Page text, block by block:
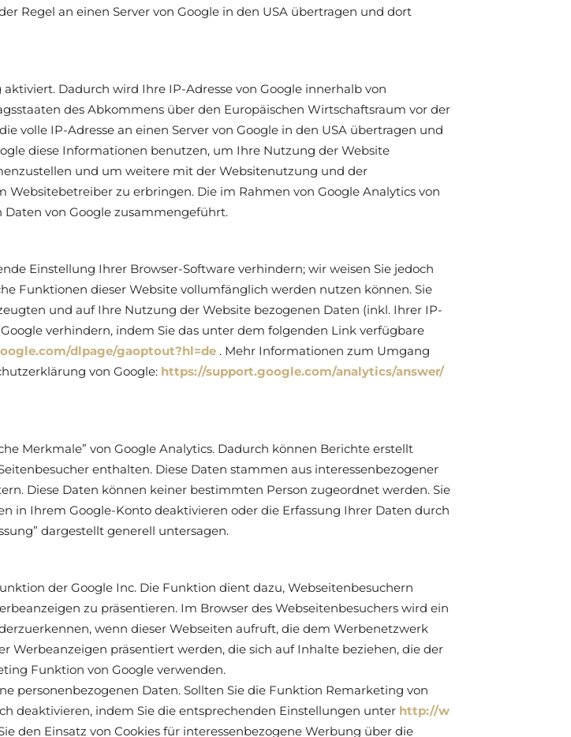
Regel an einen Server von Google in den USA übertragen und dort
Dadurch wird Ihre IP-Adresse von Google innerhalb von
des Abkommens über den Europäischen Wirtschaftsraum vor der
volle IP-Adresse an einen Server von Google in den USA übertragen und
diese Informationen benutzen, um Ihre Nutzung der Website
und um weitere mit der Websitenutzung und der
zu erbringen. Die im Rahmen von Google Analytics von
von Google zusammengeführt.
Einstellung Ihrer Browser-Software verhindern; wir weisen Sie jedoch
Funktionen dieser Website vollumfänglich werden nutzen können. Sie
und auf Ihre Nutzung der Website bezogenen Daten (inkl. Ihrer IP-
verhindern, indem Sie das unter dem folgenden Link verfügbare
dlpage/gaoptout?hl=de . Mehr Informationen zum Umgang
von Google: https://support.google.com/analytics/answer/
Merkmale” von Google Analytics. Dadurch können Berichte erstellt
enthalten. Diese Daten stammen aus interessenbezogener
Diese Daten können keiner bestimmten Person zugeordnet werden. Sie
in Ihrem Google-Konto deaktivieren oder die Erfassung Ihrer Daten durch
dargestellt generell untersagen.
der Google Inc. Die Funktion dient dazu, Webseitenbesuchern
zu präsentieren. Im Browser des Webseitenbesuchers wird ein
wenn dieser Webseiten aufruft, die dem Werbenetzwerk
Werbeanzeigen präsentiert werden, die sich auf Inhalte beziehen, die der
Funktion von Google verwenden.
personenbezogenen Daten. Sollten Sie die Funktion Remarketing von
deaktivieren, indem Sie die entsprechenden Einstellungen unter http://w
den Einsatz von Cookies für interessenbezogene Werbung über die